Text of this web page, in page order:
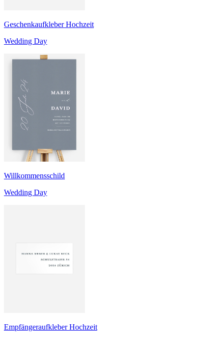
Geschenkaufkleber Hochzeit
Wedding Day
Willkommensschild
Wedding Day
Empfängeraufkleber Hochzeit